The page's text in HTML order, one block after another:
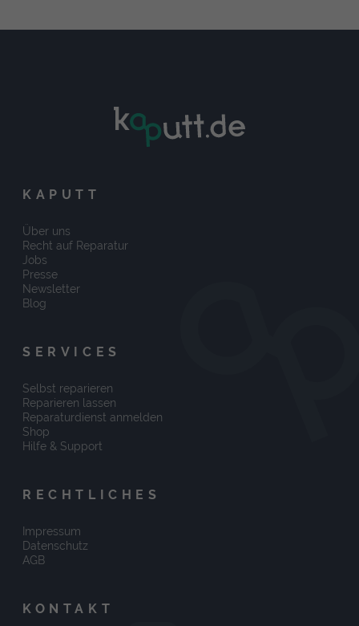
KAPUTT
Über uns
Recht auf Reparatur
Jobs
Presse
Newsletter
Blog
SERVICES
Selbst reparieren
Reparieren lassen
Reparaturdienst anmelden
Shop
Hilfe & Support
RECHTLICHES
Impressum
Datenschutz
AGB
KONTAKT